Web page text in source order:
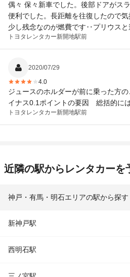
偶々 保々新車でした。後部ドアがス
便利でした。長距離を往復したので気
少し残念なのが燃費です‥プリウスと
た。
トヨタレンタカー新開地駅前
2020/07/29
4.0
ジュースのホルダーが前に乗った方
イナス0.1ポイントの要因 総括的に
トヨタレンタカー新開地駅前
近隣の駅からレンタカーを
神戸・有馬・明石エリアの駅から探す
新神戸駅
西明石駅